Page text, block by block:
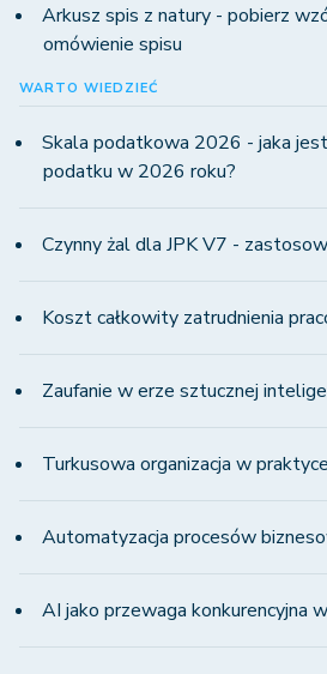
Arkusz spis z natury - pobierz
omówienie spisu
WARTO WIEDZIEĆ
Skala podatkowa 2026 - jaka
podatku w 2026 roku?
Czynny żal dla JPK V7 -
Koszt całkowity zatrudnienia
Zaufanie w erze sztucznej
Turkusowa organizacja w
Automatyzacja procesów
AI jako przewaga konkurencyjna